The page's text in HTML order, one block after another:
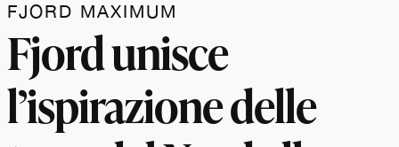
FJORD MAXIMUM
Fjord unisce
l’ispirazione delle